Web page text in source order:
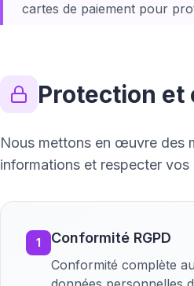
cartes de paiement pour
Protection
Nous mettons en œuvre des
informations et respecter
1 Conformité RGPD
Conformité complète